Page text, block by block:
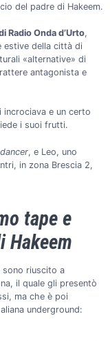
del padre di Hakeem.
Radio Onda d’Urto,
estive della città di
«alternative» di
antagonista e
e un certo
i suoi frutti.
, e Leo, uno
in zona Brescia 2,
tape e
Hakeem
sono riuscito a
il quale gli presentò
ma che è poi
underground: